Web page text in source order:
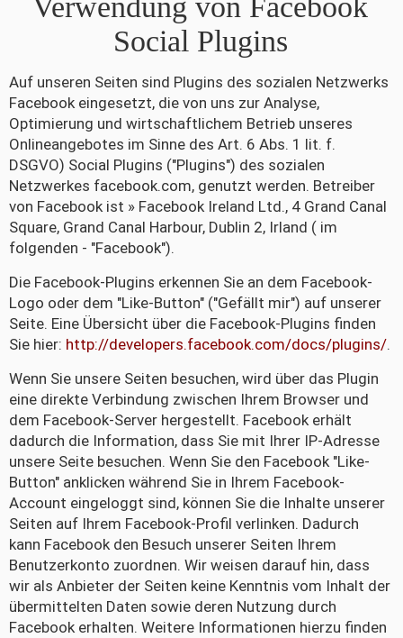
Verwendung von Facebook
Social Plugins
Auf unseren Seiten sind Plugins des sozialen Netzwerks
Facebook eingesetzt, die von uns zur Analyse,
Optimierung und wirtschaftlichem Betrieb unseres
Onlineangebotes im Sinne des Art. 6 Abs. 1 lit. f.
DSGVO) Social Plugins ("Plugins") des sozialen
Netzwerkes facebook.com, genutzt werden. Betreiber
von Facebook ist » Facebook Ireland Ltd., 4 Grand Canal
Square, Grand Canal Harbour, Dublin 2, Irland ( im
folgenden - "Facebook").
Die Facebook-Plugins erkennen Sie an dem Facebook-
Logo oder dem "Like-Button" ("Gefällt mir") auf unserer
Seite. Eine Übersicht über die Facebook-Plugins finden
Sie hier: http://developers.facebook.com/docs/plugins/.
Wenn Sie unsere Seiten besuchen, wird über das Plugin
eine direkte Verbindung zwischen Ihrem Browser und
dem Facebook-Server hergestellt. Facebook erhält
dadurch die Information, dass Sie mit Ihrer IP-Adresse
unsere Seite besuchen. Wenn Sie den Facebook "Like-
Button" anklicken während Sie in Ihrem Facebook-
Account eingeloggt sind, können Sie die Inhalte unserer
Seiten auf Ihrem Facebook-Profil verlinken. Dadurch
kann Facebook den Besuch unserer Seiten Ihrem
Benutzerkonto zuordnen. Wir weisen darauf hin, dass
wir als Anbieter der Seiten keine Kenntnis vom Inhalt der
übermittelten Daten sowie deren Nutzung durch
Facebook erhalten. Weitere Informationen hierzu finden